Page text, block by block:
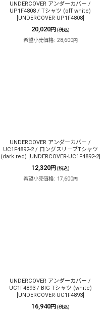
UNDERCOVER アンダーカバー /
UP1F4808 / Tシャツ (off white)
UNDERCOVER-UP1F4808]
20,020円 (税込)
希望小売価格: 28,600円
UNDERCOVER アンダーカバー /
UC1F4892-2 / ロングスリーブTシャツ
(dark red)
UNDERCOVER-UC1F4892-2]
12,320円 (税込)
希望小売価格: 17,600円
UNDERCOVER アンダーカバー /
UC1F4893 / BIG Tシャツ (white)
UNDERCOVER-UC1F4893]
16,940円 (税込)